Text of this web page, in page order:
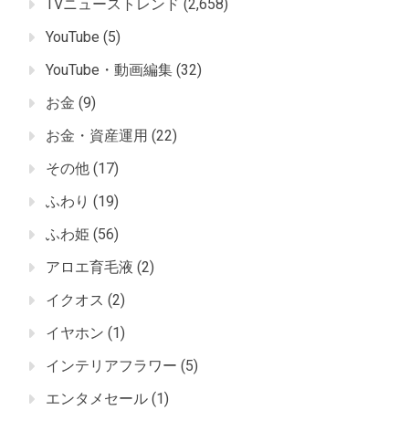
TVニューストレンド (2,658)
YouTube (5)
YouTube・動画編集 (32)
お金 (9)
お金・資産運用 (22)
その他 (17)
ふわり (19)
ふわ姫 (56)
アロエ育毛液 (2)
イクオス (2)
イヤホン (1)
インテリアフラワー (5)
エンタメセール (1)